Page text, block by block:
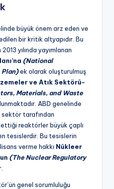
büyük önem arz eden ve
bir kritik altyapıdır. Bu
yılında yayımlanan
(National
ek olarak oluşturulmuş
ve Atık Sektörü-
Materials, and Waste
ABD genelinde
tarafından
reaktörler büyük çaplı
tesislerdir. Bu tesislerin
verme hakkı Nükleer
(The Nuclear Regulatory
genel sorumluluğu